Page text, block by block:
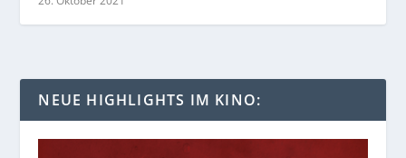
NEUE HIGHLIGHTS IM KINO: